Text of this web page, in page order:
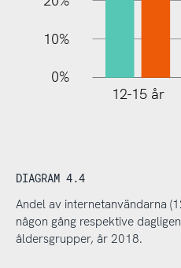
10%
0%
12-15 år
DIAGRAM 4.4
Andel av internetanvändarna
någon gång respektive
åldersgrupper, år 2018.